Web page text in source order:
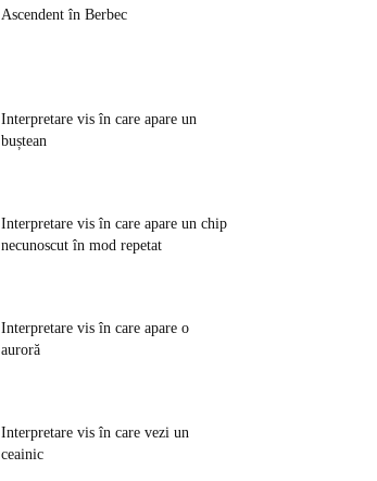
Ascendent în Berbec
Interpretare vis în care apare un
buștean
Interpretare vis în care apare un chip
necunoscut în mod repetat
Interpretare vis în care apare o
auroră
Interpretare vis în care vezi un
ceainic